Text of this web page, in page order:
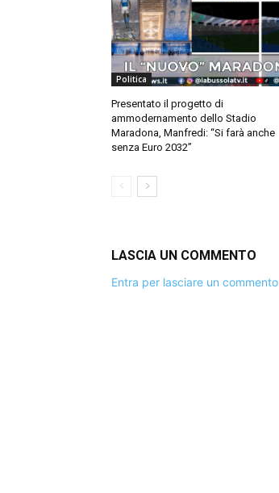
Politica
Presentato il progetto di
ammodernamento dello Stadio
Maradona, Manfredi: “Si farà anche
senza Euro 2032”
LASCIA UN COMMENTO
Entra per lasciare un commento